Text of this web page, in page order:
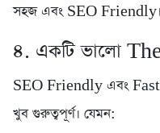
সহজ এবং SEO Friendly।
৪. একটি ভালো
SEO Friendly এবং
খুব গুরুত্বপূর্ণ। যেমন: